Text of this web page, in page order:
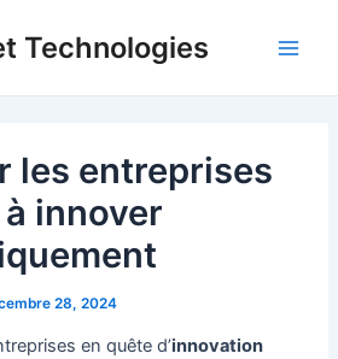
Technologies
les entreprises
innover
28, 2024
en quête d’innovation